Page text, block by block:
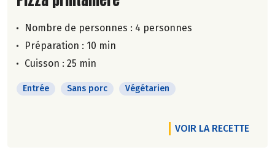
Nombre de personnes : 4 personnes
Préparation : 10 min
Cuisson : 25 min
Entrée Sans porc Végétarien
VOIR LA RECETTE